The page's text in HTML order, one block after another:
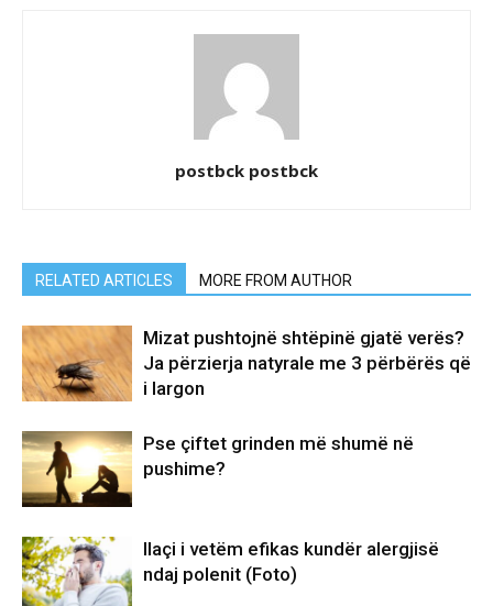
postbck postbck
RELATED ARTICLES MORE FROM AUTHOR
Mizat pushtojnë shtëpinë gjatë verës?
Ja përzierja natyrale me 3 përbërës që
i largon
Pse çiftet grinden më shumë në
pushime?
Ilaçi i vetëm efikas kundër alergjisë
ndaj polenit (Foto)